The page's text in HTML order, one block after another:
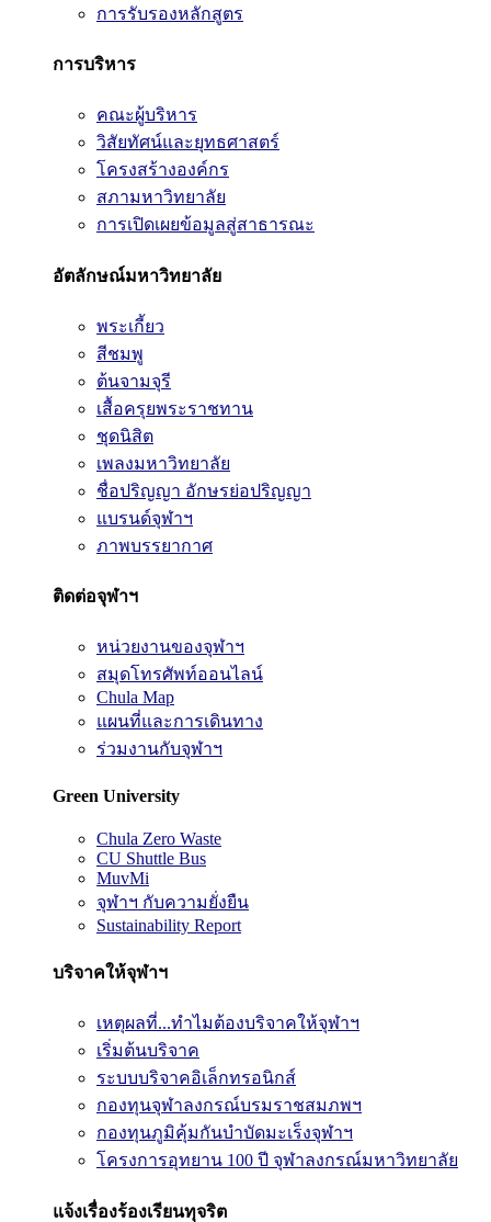
การรับรองหลักสูตร
การบริหาร
คณะผู้บริหาร
วิสัยทัศน์และยุทธศาสตร์
โครงสร้างองค์กร
สภามหาวิทยาลัย
การเปิดเผยข้อมูลสู่สาธารณะ
อัตลักษณ์มหาวิทยาลัย
พระเกี้ยว
สีชมพู
ต้นจามจุรี
เสื้อครุยพระราชทาน
ชุดนิสิต
เพลงมหาวิทยาลัย
ชื่อปริญญา อักษรย่อปริญญา
แบรนด์จุฬาฯ
ภาพบรรยากาศ
ติดต่อจุฬาฯ
หน่วยงานของจุฬาฯ
สมุดโทรศัพท์ออนไลน์
Chula Map
แผนที่และการเดินทาง
ร่วมงานกับจุฬาฯ
Green University
Chula Zero Waste
CU Shuttle Bus
MuvMi
จุฬาฯ กับความยั่งยืน
Sustainability Report
บริจาคให้จุฬาฯ
เหตุผลที่...ทำไมต้องบริจาคให้จุฬาฯ
เริ่มต้นบริจาค
ระบบบริจาคอิเล็กทรอนิกส์
กองทุนจุฬาลงกรณ์บรมราชสมภพฯ
กองทุนภูมิคุ้มกันบำบัดมะเร็งจุฬาฯ
โครงการอุทยาน 100 ปี จุฬาลงกรณ์มหาวิทยาลัย
แจ้งเรื่องร้องเรียนทุจริต